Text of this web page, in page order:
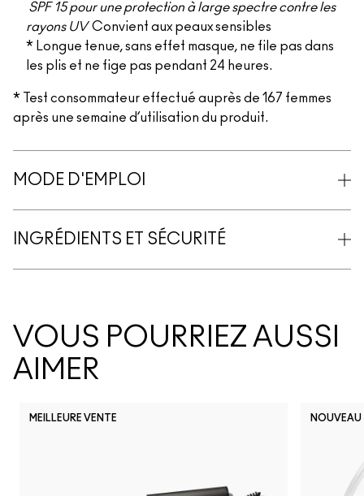
SPF 15 pour une protection à large spectre contre les
rayons UVConvient aux peaux sensibles
* Longue tenue, sans effet masque, ne file pas dans
les plis et ne fige pas pendant 24 heures.
* Test consommateur effectué auprès de 167 femmes
après une semaine d’utilisation du produit.
MODE D'EMPLOI
INGRÉDIENTS ET SÉCURITÉ
VOUS POURRIEZ AUSSI
AIMER
MEILLEURE VENTE NOUVEAU